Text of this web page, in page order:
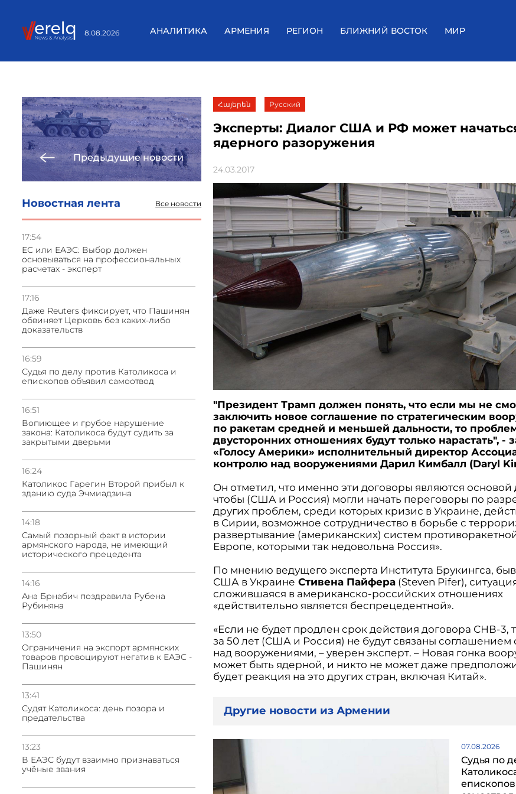
8.08.2026 АНАЛИТИКА АРМЕНИЯ РЕГИОН БЛИЖНИЙ ВОСТОК МИР
Предыдущие новости
Новостная лента Все новости
17:54
ЕС или ЕАЭС: Выбор должен
основываться на профессиональных
расчетах - эксперт
17:16
Даже Reuters фиксирует, что Пашинян
обвиняет Церковь без каких-либо
доказательств
16:59
Судья по делу против Католикоса и
епископов объявил самоотвод
16:51
Вопиющее и грубое нарушение
закона: Католикоса будут судить за
закрытыми дверьми
16:24
Католикос Гарегин Второй прибыл к
зданию суда Эчмиадзина
14:18
Самый позорный факт в истории
армянского народа, не имеющий
исторического прецедента
14:16
Ана Брнабич поздравила Рубена
Рубиняна
13:50
Oграничения на экспорт армянских
товаров провоцируют негатив к ЕАЭС -
Пашинян
13:41
Судят Католикоса: день позора и
предательства
13:23
В ЕАЭС будут взаимно признаваться
учёные звания
Հայերեն Русский
Эксперты: Диалог США и РФ может
ядерного разоружения
24.03.2017
"Президент Трамп должен понять, что если мы не
заключить новое соглашение по стратегическим
по ракетам средней и меньшей дальности, то
двусторонних отношениях будут только нарастать", -
«Голосу Америки» исполнительный директор
контролю над вооружениями Дарил Кимбалл (Daryl
Он отметил, что именно эти договоры являются основой
чтобы (США и Россия) могли начать переговоры по
других проблем, среди которых кризис в Украине,
в Сирии, возможное сотрудничество в борьбе с
развертывание (американских) систем
Европе, которыми так недовольна Россия».
По мнению ведущего эксперта Института Брукингса,
США в Украине Стивена Пайфера (Steven Pifer),
сложившаяся в американско-российских отношениях
«действительно является беспрецедентной».
«Если не будет продлен срок действия договора СНВ-3,
за 50 лет (США и Россия) не будут связаны соглашением
над вооружениями, – уверен эксперт. – Новая гонка
может быть ядерной, и никто не может даже
будет реакция на это других стран, включая Китай».
Другие новости из Армении
07.08.2026
Судья по